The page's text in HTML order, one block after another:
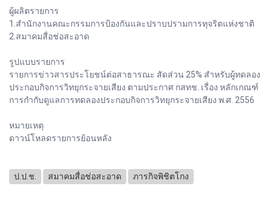
ผู้ผลิตรายการ
1.สำนักงานคณะกรรมการป้องกันและปราบปรามการทุจริตแห่งชาติ
2.สมาคมสื่อช่อสะอาด
รูปแบบรายการ
รายการข่าวสารประโยชน์ต่อสาธารณะ สัดส่วน 25% สำหรับผู้ทดลอง
ประกอบกิจการวิทยุกระจายเสียง ตามประกาศ กสทช. เรื่อง หลักเกณฑ์
การกำกับดูแลการทดลองประกอบกิจการวิทยุกระจายเสียง พ.ศ. 2556
หมายเหตุ
ดาวน์โหลดรายการย้อนหลัง
ป.ป.ช. สมาคมสื่อช่อสะอาด ภารกิจพิชิตโกง